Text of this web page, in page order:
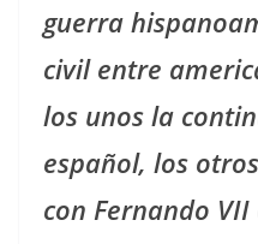
guerra
civil entre
los unos la
español, los
con Fernando